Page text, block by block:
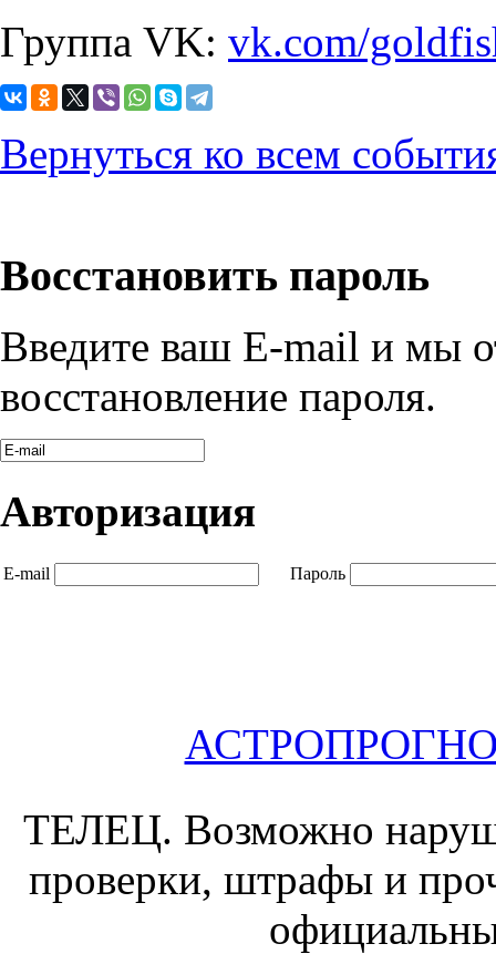
Группа VK: vk.com/
Вернуться ко всем
Восстановить пароль
Введите ваш E-mail и мы
восстановление пароля.
Авторизация
E-mail Пароль
ТЕЛЕЦ. Возможно
проверки, штрафы и